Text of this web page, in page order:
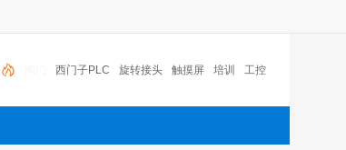
西门子PLC 旋转接头 触摸屏 培训 工控 工控机
变送器 球阀 plc 阀门